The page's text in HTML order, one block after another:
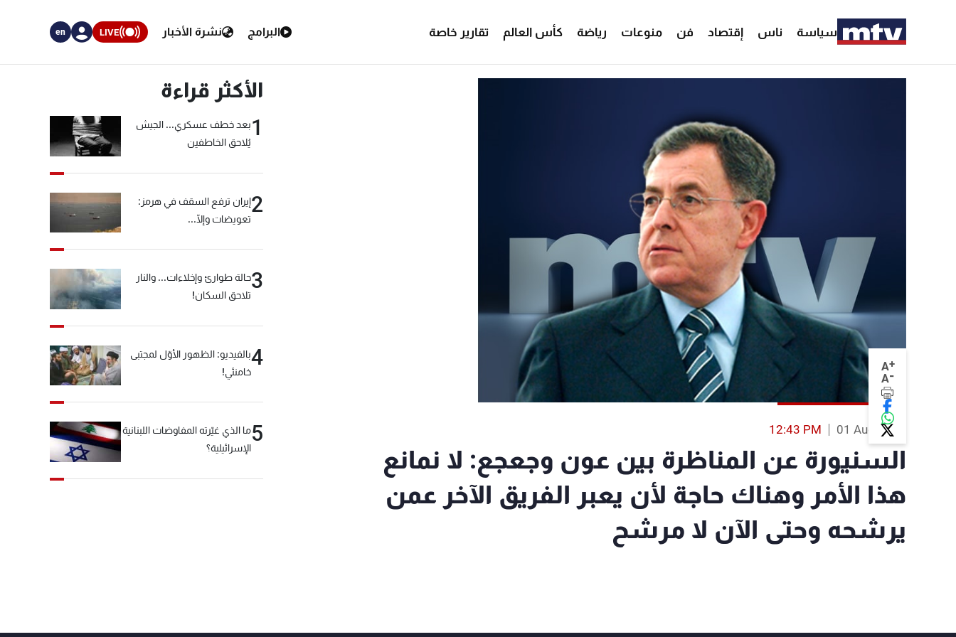
سياسة ناس إقتصاد فن منوعات رياضة كأس العالم تقارير خاصة البرامج نشرة الأخبار LIVE
en
A+
A-
01 Aug 2014
12:43 PM
السنيورة عن المناظرة بين عون وجعجع: لا نمانع
هذا الأمر وهناك حاجة لأن يعبر الفريق الآخر عمن
يرشحه وحتى الآن لا مرشح
الأكثر قراءة
1بعد خطف عسكري... الجيش
يُلاحق الخاطفين
2إيران ترفع السقف في هرمز:
تعويضات وإلّا...
3حالة طوارئ وإخلاءات... والنار
تلاحق السكان!
4بالفيديو: الظهور الأوّل لمجتبى
خامنئي!
5ما الذي غيّرته المفاوضات اللبنانية
الإسرائيلية؟